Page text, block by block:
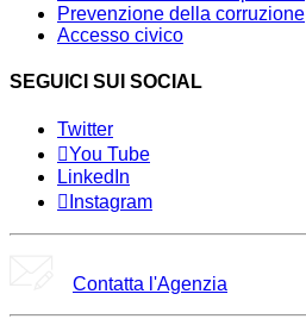
Prevenzione della corruzione
Accesso civico
SEGUICI SUI SOCIAL
Twitter
You Tube
LinkedIn
Instagram
Contatta l'Agenzia